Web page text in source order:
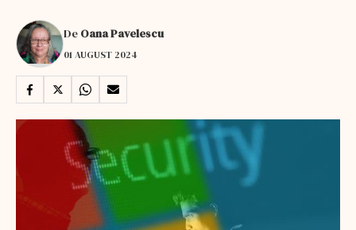
De Oana Pavelescu
01 AUGUST 2024